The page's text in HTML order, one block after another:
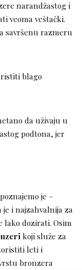
narandžastog i
veoma veštački.
savršenu razmeru
blago
da uživaju u
podtona, jer
je –
je i najzahvalnija za
lako dozirati. Osim
koji služe za
leti i
bronzera